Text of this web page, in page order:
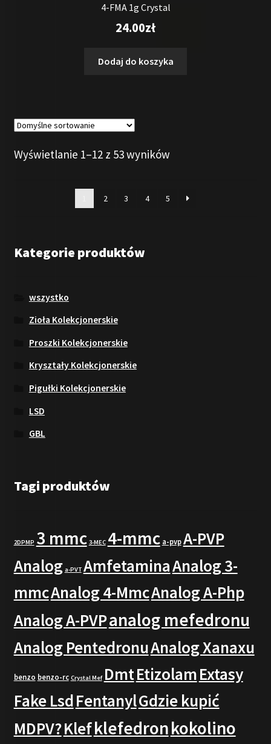
4-FMA 1g Crystal
24.00zł
Dodaj do koszyka
Wyświetlanie 1–12 z 53 wyników
2 3 4 5
Kategorie produktów
wszystko
Zioła Kolekcjonerskie
Proszki Kolekcjonerskie
Kryształy Kolekcjonerskie
Pigułki Kolekcjonerskie
LSD
GBL
Tagi produktów
2DPMP 3 mmc 3-MEC 4-mmc a-pvp A-PVP
Analog a-PVT AmfetaminaAnalog 3-
mmcAnalog 4-MmcAnalog A-Php
Analog A-PVPanalog mefedronu
Analog PentedronuAnalog Xanaxu
benzo benzo-rc Crystal Mef DmtEtizolamExtasy
Fake LsdFentanylGdzie kupić
MDPV?Klefklefedronkokolino